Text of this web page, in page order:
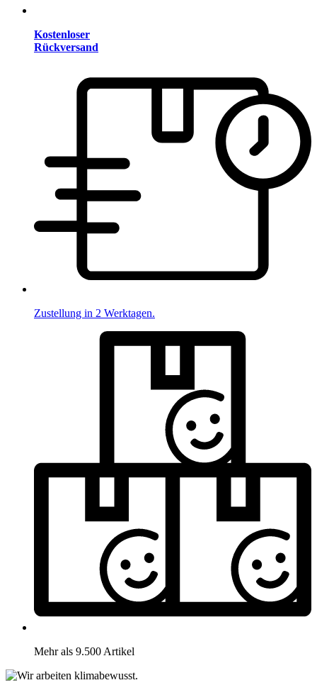
Kostenloser
Rückversand
Zustellung in 2 Werktagen.
Mehr als 9.500 Artikel